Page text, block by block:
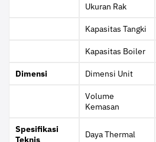
Ukuran Rak
Kapasitas Tangki
Kapasitas Boiler
Dimensi Dimensi Unit
Volume
Kemasan
Spesifikasi
Teknis
Daya Thermal